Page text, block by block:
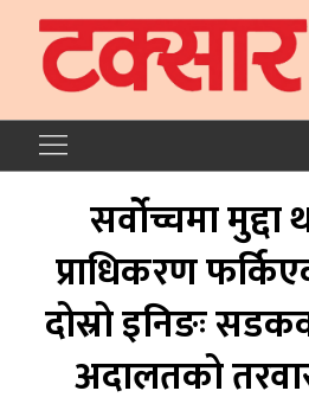
सर्वोच्चमा मुद्दा
प्राधिकरण
दोस्रो इनिङः
अदालतको